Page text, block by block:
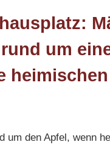
um
den Apfel, wenn